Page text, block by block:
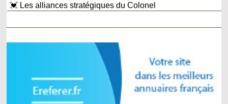
💓 Les alliances stratégiques du Colonel